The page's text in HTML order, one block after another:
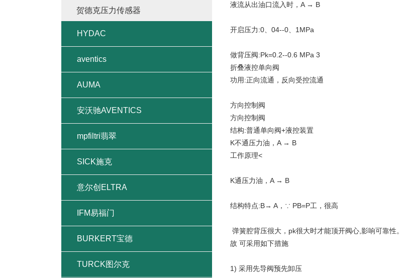
液流从出油口流入时，A → B
开启压力:0、04--0、1MPa
做背压阀:Pk=0.2--0.6 MPa 3
折叠液控单向阀
功用:正向流通，反向受控流通
方向控制阀
方向控制阀
结构:普通单向阀+液控装置
K不通压力油，A → B
工作原理<
K通压力油，A → B
结构特点:B→ A，∵ PB=P工，很高
弹簧腔背压很大，pk很大时才能顶开阀心,影响可靠性。
故 可采用如下措施
1) 采用先导阀预先卸压
贺德克压力传感器
HYDAC
aventics
AUMA
安沃驰AVENTICS
mpfiltri翡翠
SICK施克
意尔创ELTRA
IFM易福门
BURKERT宝德
TURCK图尔克